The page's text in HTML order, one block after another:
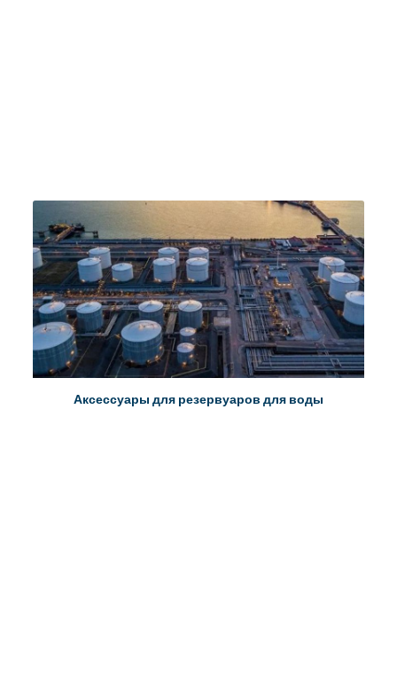
Аксессуары для резервуаров для воды